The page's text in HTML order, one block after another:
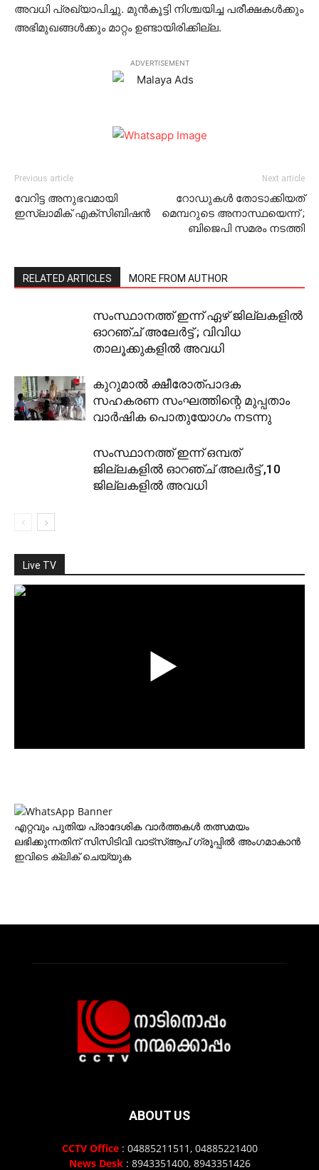
അവധി പ്രഖ്യാപിച്ചു. മുന്‍കൂട്ടി നിശ്ചയിച്ച പരീക്ഷകള്‍ക്കും
അഭിമുഖങ്ങള്‍ക്കും മാറ്റം ഉണ്ടായിരിക്കില്ല.
ADVERTISEMENT
Previous article
വേറിട്ട അനുഭവമായി
ഇസ്ലാമിക് എക്‌സിബിഷന്‍
Next article
റോഡുകള്‍ തോടാക്കിയത്
മെമ്പറുടെ അനാസ്ഥയെന്ന് ;
ബിജെപി സമരം നടത്തി
RELATED ARTICLES MORE FROM AUTHOR
സംസ്ഥാനത്ത് ഇന്ന് ഏഴ് ജില്ലകളില്‍
ഓറഞ്ച് അലേര്‍ട്ട് ; വിവിധ
താലൂക്കുകളില്‍ അവധി
കുറുമാല്‍ ക്ഷീരോത്പാദക
സഹകരണ സംഘത്തിന്റെ മുപ്പതാം
വാര്‍ഷിക പൊതുയോഗം നടന്നു
സംസ്ഥാനത്ത് ഇന്ന്‌ ഒമ്പത്
ജില്ലകളിൽ ഓറഞ്ച് അലർട്ട് ,10
ജില്ലകളിൽ അവധി
Live TV
എറ്റവും പുതിയ പ്രാദേശിക വാര്‍ത്തകള്‍ തത്സമയം
ലഭിക്കുന്നതിന് സിസിടിവി വാട്‌സ്ആപ് ഗ്രൂപ്പില്‍ അംഗമാകാന്‍
ഇവിടെ ക്ലിക് ചെയ്യുക
ABOUT US
CCTV Office: 04885211511, 04885221400
News Desk: 8943351400, 8943351426